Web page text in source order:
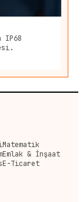
IP68
Matematik
Emlak & İnşaat
E-Ticaret